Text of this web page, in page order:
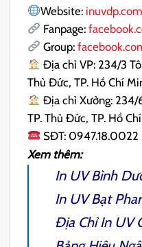
Website: inuvdp.com
Fanpage:
Group:
Địa chỉ VP: 234/3
Thủ Đức, TP. Hồ Chí
Địa chỉ Xưởng: 234/
TP. Thủ Đức, TP. Hồ
SĐT: 0947.18.0022
Xem thêm:
In UV Bình
In UV Bạt
Địa Chỉ In UV